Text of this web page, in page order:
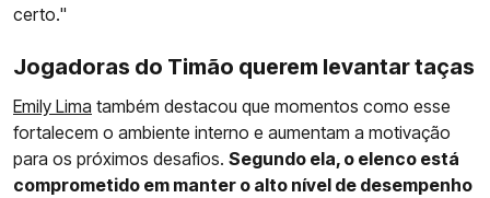
certo."
Jogadoras do Timão querem levantar taças
Emily Lima também destacou que momentos como esse
fortalecem o ambiente interno e aumentam a motivação
para os próximos desafios. Segundo ela, o elenco está
comprometido em manter o alto nível de desempenho